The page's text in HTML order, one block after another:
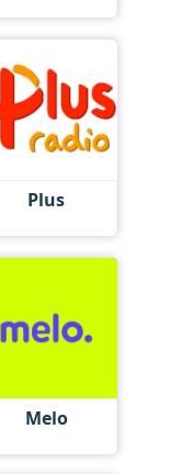
Plus
Melo